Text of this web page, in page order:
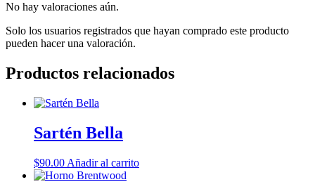
No hay valoraciones aún.
Solo los usuarios registrados que hayan comprado este producto
pueden hacer una valoración.
Productos relacionados
Sartén Bella
$90.00 Añadir al carrito